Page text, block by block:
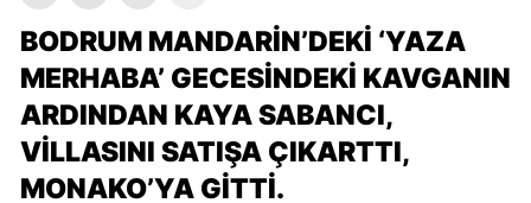
BODRUM MANDARIN’DEKI ‘YAZA
MERHABA’ GECESINDEKI KAVGANIN
ARDINDAN KAYA SABANCI,
VILLASINI SATIŞA ÇIKARTTI,
MONAKO’YA GITTI.